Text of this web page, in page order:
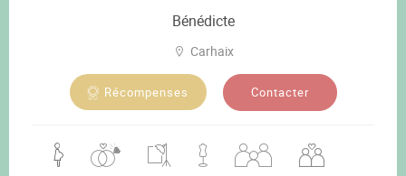
Bénédicte
Carhaix
Récompenses Contacter